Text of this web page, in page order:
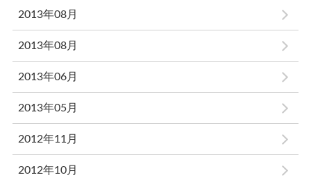
2013年08月
2013年08月
2013年06月
2013年05月
2012年11月
2012年10月